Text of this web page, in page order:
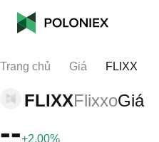
Trang chủ Giá FLIXX
FLIXXFlixxoGiá
--+2.00%